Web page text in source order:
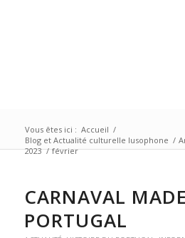
Vous êtes ici : Accueil /
Blog et Actualité culturelle lusophone /
2023 / février
CARNAVAL
PORTUGAL